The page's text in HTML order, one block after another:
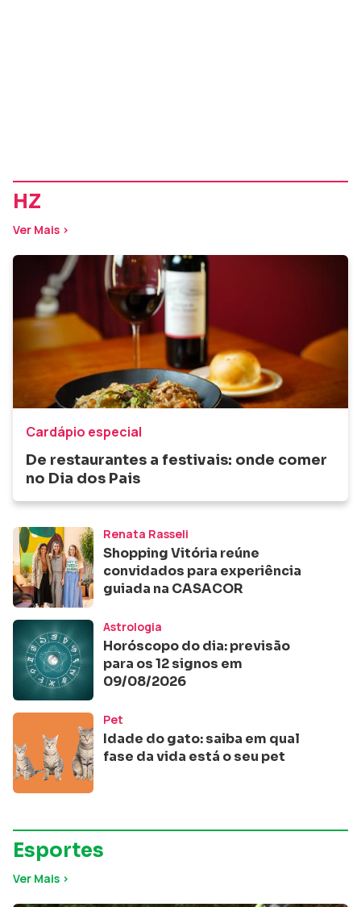
HZ
Ver Mais >
Cardápio especial
De restaurantes a festivais: onde comer
no Dia dos Pais
Renata Rasseli
Shopping Vitória reúne
convidados para experiência
guiada na CASACOR
Astrologia
Horóscopo do dia: previsão
para os 12 signos em
09/08/2026
Pet
Idade do gato: saiba em qual
fase da vida está o seu pet
Esportes
Ver Mais >